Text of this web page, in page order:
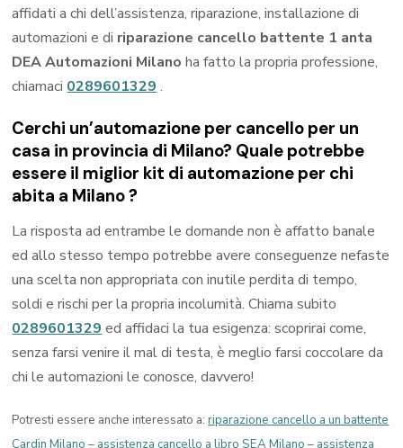
affidati a chi dell’assistenza, riparazione, installazione di
automazioni e di riparazione cancello battente 1 anta
DEA Automazioni Milano ha fatto la propria professione,
chiamaci 0289601329 .
Cerchi un’automazione per cancello per un
casa in provincia di Milano? Quale potrebbe
essere il miglior kit di automazione per chi
abita a Milano?
La risposta ad entrambe le domande non è affatto banale
ed allo stesso tempo potrebbe avere conseguenze nefaste
una scelta non appropriata con inutile perdita di tempo,
soldi e rischi per la propria incolumità. Chiama subito
0289601329 ed affidaci la tua esigenza: scoprirai come,
senza farsi venire il mal di testa, è meglio farsi coccolare da
chi le automazioni le conosce, davvero!
Potresti essere anche interessato a:riparazione cancello a un battente
Cardin Milano – assistenza cancello a libro SEA Milano – assistenza